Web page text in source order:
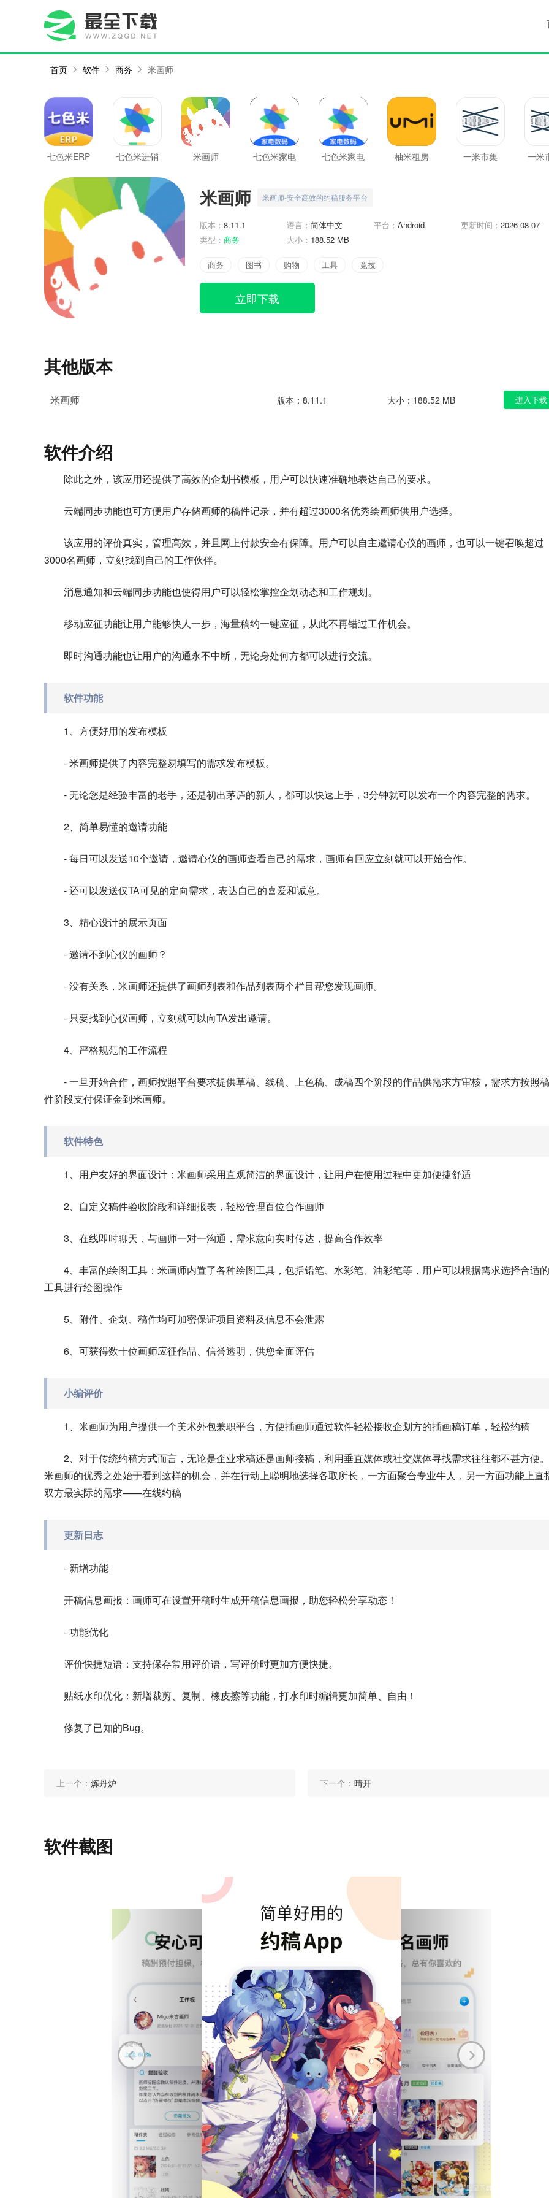
首页 软件 商务 米画师
七色米ERP
七色米进销
米画师
七色米家电
七色米家电
柚米租房 一米市集
一米
米画师 米画师-安全高效的约稿服务平台
版本： 8.11.1 语言： 简体中文 平台： Android 更新时间： 2026-08-07
类型： 商务 大小： 188.52 MB
商务 图书 购物 工具 竞技
立即下载
其他版本
米画师 版本：8.11.1 大小：188.52 MB 进入下载
软件介绍
除此之外，该应用还提供了高效的企划书模板，用户可以快速准确地表达自己的要求。
云端同步功能也可方便用户存储画师的稿件记录，并有超过3000名优秀绘画师供用户选择。
该应用的评价真实，管理高效，并且网上付款安全有保障。用户可以自主邀请心仪的画师，也可以一键召唤超过
3000名画师，立刻找到自己的工作伙伴。
消息通知和云端同步功能也使得用户可以轻松掌控企划动态和工作规划。
移动应征功能让用户能够快人一步，海量稿约一键应征，从此不再错过工作机会。
即时沟通功能也让用户的沟通永不中断，无论身处何方都可以进行交流。
软件功能
1、方便好用的发布模板
- 米画师提供了内容完整易填写的需求发布模板。
- 无论您是经验丰富的老手，还是初出茅庐的新人，都可以快速上手，3分钟就可以发布一个内容完整的需求。
2、简单易懂的邀请功能
- 每日可以发送10个邀请，邀请心仪的画师查看自己的需求，画师有回应立刻就可以开始合作。
- 还可以发送仅TA可见的定向需求，表达自己的喜爱和诚意。
3、精心设计的展示页面
- 邀请不到心仪的画师？
- 没有关系，米画师还提供了画师列表和作品列表两个栏目帮您发现画师。
- 只要找到心仪画师，立刻就可以向TA发出邀请。
4、严格规范的工作流程
- 一旦开始合作，画师按照平台要求提供草稿、线稿、上色稿、成稿四个阶段的作品供需求方审核，需求方按照稿
件阶段支付保证金到米画师。
软件特色
1、用户友好的界面设计：米画师采用直观简洁的界面设计，让用户在使用过程中更加便捷舒适
2、自定义稿件验收阶段和详细报表，轻松管理百位合作画师
3、在线即时聊天，与画师一对一沟通，需求意向实时传达，提高合作效率
4、丰富的绘图工具：米画师内置了各种绘图工具，包括铅笔、水彩笔、油彩笔等，用户可以根据需求选择合适的
工具进行绘图操作
5、附件、企划、稿件均可加密保证项目资料及信息不会泄露
6、可获得数十位画师应征作品、信誉透明，供您全面评估
小编评价
1、米画师为用户提供一个美术外包兼职平台，方便插画师通过软件轻松接收企划方的插画稿订单，轻松约稿
2、对于传统约稿方式而言，无论是企业求稿还是画师接稿，利用垂直媒体或社交媒体寻找需求往往都不甚方便。
米画师的优秀之处始于看到这样的机会，并在行动上聪明地选择各取所长，一方面聚合专业牛人，另一方面功能上直
双方最实际的需求——在线约稿
更新日志
- 新增功能
开稿信息画报：画师可在设置开稿时生成开稿信息画报，助您轻松分享动态！
- 功能优化
评价快捷短语：支持保存常用评价语，写评价时更加方便快捷。
贴纸水印优化：新增裁剪、复制、橡皮擦等功能，打水印时编辑更加简单、自由！
修复了已知的Bug。
上一个： 炼丹炉 下一个： 晴开
软件截图